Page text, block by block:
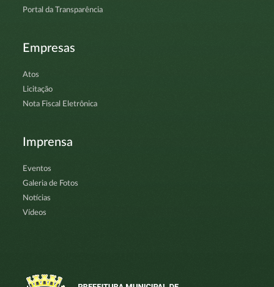
Portal da Transparência
Empresas
Atos
Licitação
Nota Fiscal Eletrônica
Imprensa
Eventos
Galeria de Fotos
Notícias
Vídeos